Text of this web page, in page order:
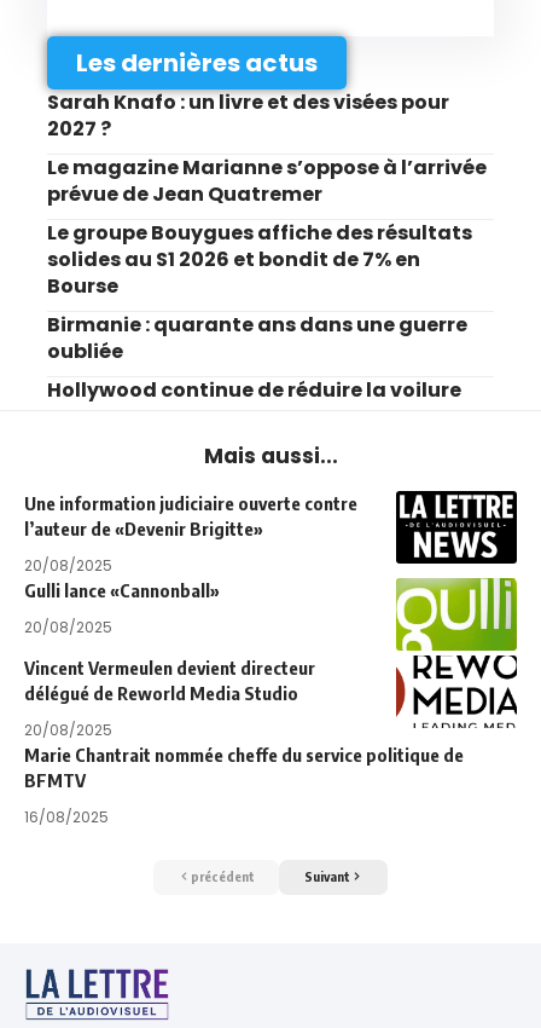
Les dernières actus
Sarah Knafo : un livre et des visées pour
2027 ?
Le magazine Marianne s’oppose à l’arrivée
prévue de Jean Quatremer
Le groupe Bouygues affiche des résultats
solides au S1 2026 et bondit de 7% en
Bourse
Birmanie : quarante ans dans une guerre
oubliée
Hollywood continue de réduire la voilure
Mais aussi...
Une information judiciaire ouverte contre
l’auteur de «Devenir Brigitte»
20/08/2025
Gulli lance «Cannonball»
20/08/2025
Vincent Vermeulen devient directeur
délégué de Reworld Media Studio
20/08/2025
Marie Chantrait nommée cheffe du service politique de
BFMTV
16/08/2025
précédent Suivant